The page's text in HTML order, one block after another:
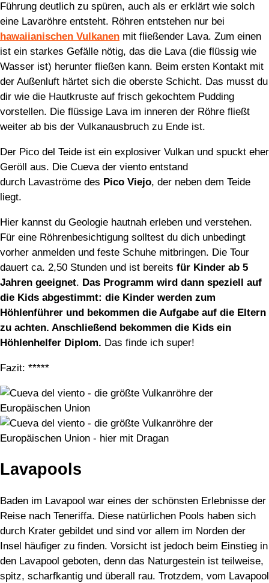
Führung deutlich zu spüren, auch als er erklärt wie solch
eine Lavaröhre entsteht. Röhren entstehen nur bei
hawaiianischen Vulkanen mit fließender Lava. Zum einen
ist ein starkes Gefälle nötig, das die Lava (die flüssig wie
Wasser ist) herunter fließen kann. Beim ersten Kontakt mit
der Außenluft härtet sich die oberste Schicht. Das musst du
dir wie die Hautkruste auf frisch gekochtem Pudding
vorstellen. Die flüssige Lava im inneren der Röhre fließt
weiter ab bis der Vulkanausbruch zu Ende ist.
Der Pico del Teide ist ein explosiver Vulkan und spuckt eher
Geröll aus. Die Cueva der viento entstand
durch Lavaströme des Pico Viejo, der neben dem Teide
liegt.
Hier kannst du Geologie hautnah erleben und verstehen.
Für eine Röhrenbesichtigung solltest du dich unbedingt
vorher anmelden und feste Schuhe mitbringen. Die Tour
dauert ca. 2,50 Stunden und ist bereits für Kinder ab 5
Jahren geeignet. Das Programm wird dann speziell auf
die Kids abgestimmt: die Kinder werden zum
Höhlenführer und bekommen die Aufgabe auf die Eltern
zu achten. Anschließend bekommen die Kids ein
Höhlenhelfer Diplom. Das finde ich super!
Fazit: *****
Lavapools
Baden im Lavapool war eines der schönsten Erlebnisse der
Reise nach Teneriffa. Diese natürlichen Pools haben sich
durch Krater gebildet und sind vor allem im Norden der
Insel häufiger zu finden. Vorsicht ist jedoch beim Einstieg in
den Lavapool geboten, denn das Naturgestein ist teilweise,
spitz, scharfkantig und überall rau. Trotzdem, vom Lavapool